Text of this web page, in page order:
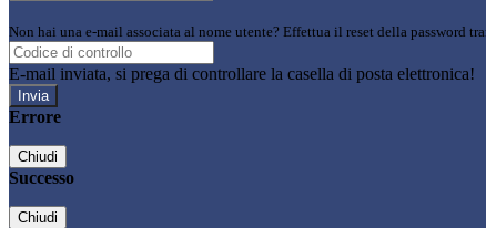
Non hai una e-mail associata al nome utente? Effettua il reset della password
E-mail inviata, si prega di controllare la casella di posta elettronica!
Errore
Chiudi
Successo
Chiudi